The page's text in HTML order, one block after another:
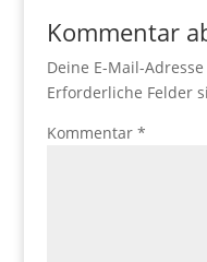
Kommentar
Deine E-Mail-
Erforderliche Felder
Kommentar *